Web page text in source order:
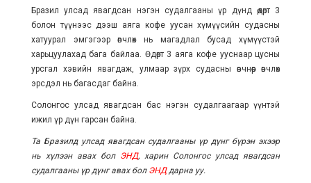
Бразил улсад явагдсан нэгэн судалгааны үр дүнд өдөрт 3
болон түүнээс дээш аяга кофе уусан хүмүүсийн судасны
хатуурал эмгэгээр өвчлөх нь магадлал бусад хүмүүстэй
харьцуулахад бага байлаа. Өдөрт 3 аяга кофе ууснаар цусны
урсгал хэвийн явагдаж, улмаар зүрх судасны өвчнөөр өвчлөх
эрсдэл нь багасдаг байна.
Солонгос улсад явагдсан бас нэгэн судалгаагаар үүнтэй
ижил үр дүн гарсан байна.
Та Бразилд улсад явагдсан судалгааны үр дүнг бүрэн эхээр
нь хүлээн авах бол ЭНД, харин Солонгос улсад явагдсан
судалгааны үр дүнг авах бол ЭНДдарна уу.